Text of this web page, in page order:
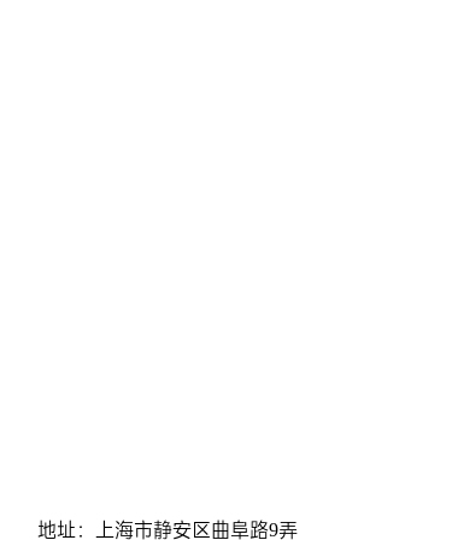
地址：上海市静安区曲阜路9弄